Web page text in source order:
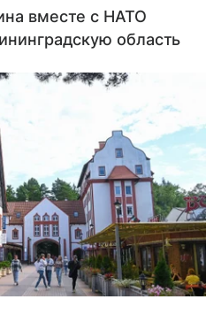
вместе с НАТО
область